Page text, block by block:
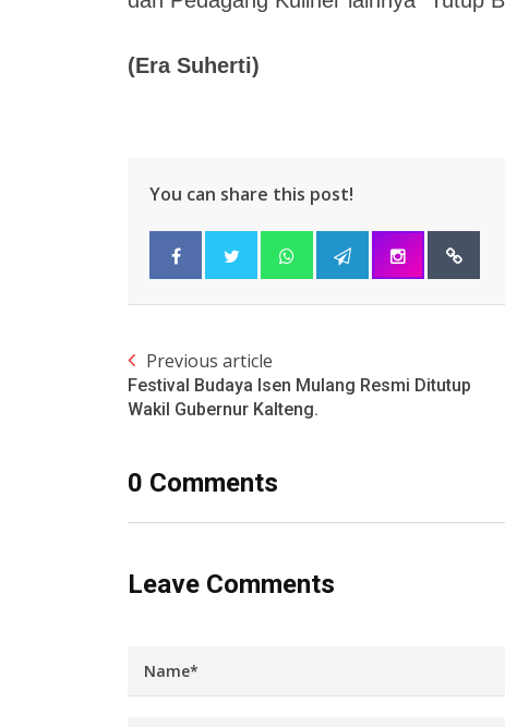
(Era Suherti)
You can share this post!
Previous article
Festival Budaya Isen Mulang Resmi Ditutup
Wakil Gubernur Kalteng.
0 Comments
Leave Comments